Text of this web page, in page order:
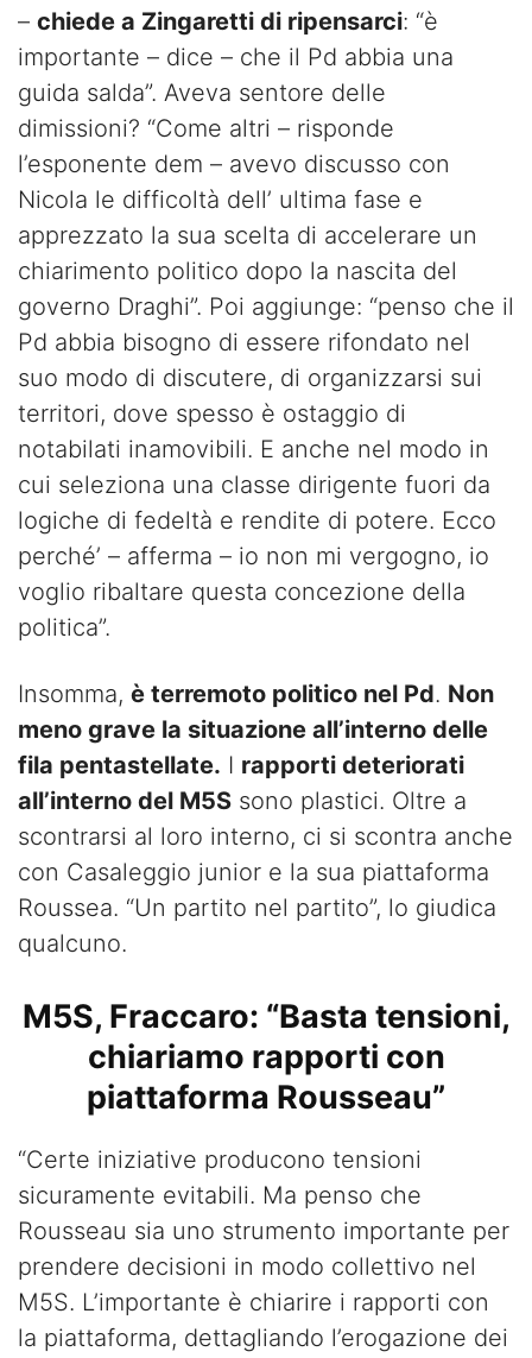
– chiede a Zingaretti di ripensarci: “è
importante – dice – che il Pd abbia una
guida salda”. Aveva sentore delle
dimissioni? “Come altri – risponde
l’esponente dem – avevo discusso con
Nicola le difficoltà dell’ ultima fase e
apprezzato la sua scelta di accelerare un
chiarimento politico dopo la nascita del
governo Draghi”. Poi aggiunge: “penso che il
Pd abbia bisogno di essere rifondato nel
suo modo di discutere, di organizzarsi sui
territori, dove spesso è ostaggio di
notabilati inamovibili. E anche nel modo in
cui seleziona una classe dirigente fuori da
logiche di fedeltà e rendite di potere. Ecco
perché’ – afferma – io non mi vergogno, io
voglio ribaltare questa concezione della
politica”.
Insomma, è terremoto politico nel Pd. Non
meno grave la situazione all’interno delle
fila pentastellate. I rapporti deteriorati
all’interno del M5S sono plastici. Oltre a
scontrarsi al loro interno, ci si scontra anche
con Casaleggio junior e la sua piattaforma
Roussea. “Un partito nel partito”, lo giudica
qualcuno.
M5S, Fraccaro: “Basta tensioni,
chiariamo rapporti con
piattaforma Rousseau”
“Certe iniziative producono tensioni
sicuramente evitabili. Ma penso che
Rousseau sia uno strumento importante per
prendere decisioni in modo collettivo nel
M5S. L’importante è chiarire i rapporti con
la piattaforma, dettagliando l’erogazione dei